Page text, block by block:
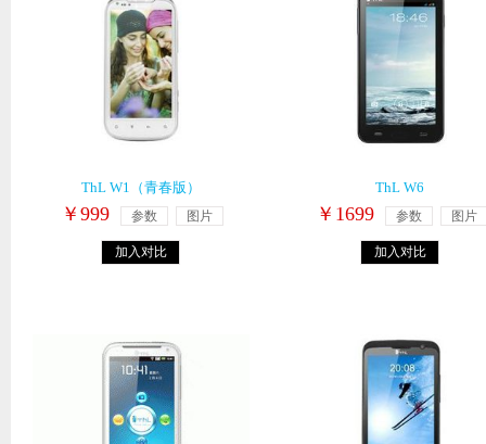
ThL W1（青春版）
￥999 参数 图片
加入对比
ThL W6
￥1699 参数 图片
加入对比